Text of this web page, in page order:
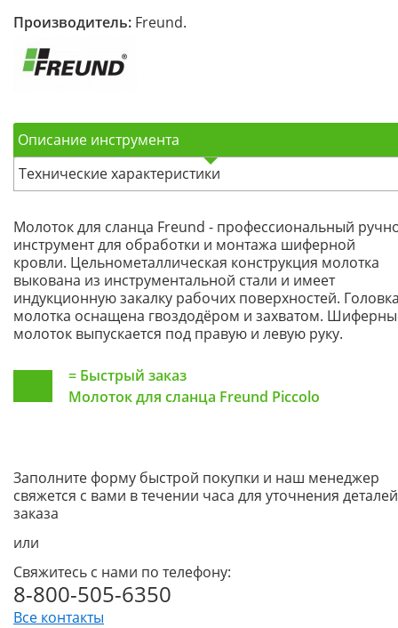
Производитель: Freund.
Описание инструмента
Технические характеристики
Молоток для сланца Freund - профессиональный
инструмент для обработки и монтажа шиферной
кровли. Цельнометаллическая конструкция молотка
выкована из инструментальной стали и имеет
индукционную закалку рабочих поверхностей.
молотка оснащена гвоздодёром и захватом.
молоток выпускается под правую и левую руку.
= Быстрый заказ
Молоток для сланца Freund Piccolo
Заполните форму быстрой покупки и наш менеджер
свяжется с вами в течении часа для уточнения деталей
заказа
или
Свяжитесь с нами по телефону:
8-800-505-6350
Все контакты